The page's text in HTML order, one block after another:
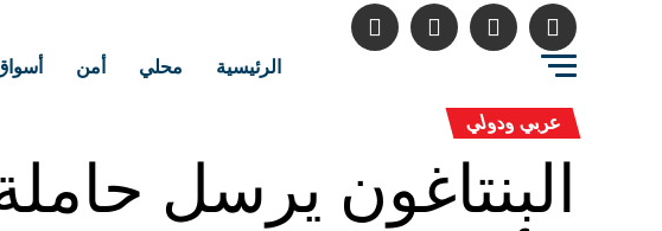
الرئيسية محلي أمن
عربي ودولي
البنتاغون يرسل